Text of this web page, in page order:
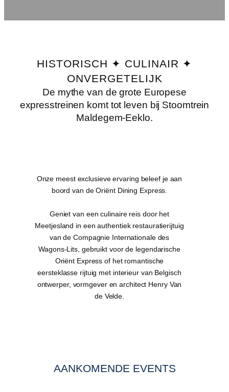
HISTORISCH ✦ CULINAIR ✦
ONVERGETELIJK
De mythe van de grote Europese
expresstreinen komt tot leven bij Stoomtrein
Maldegem-Eeklo.
Onze meest exclusieve ervaring beleef je aan
boord van de Oriënt Dining Express.
Geniet van een culinaire reis door het
Meetjesland in een authentiek restauratierijtuig
van de Compagnie Internationale des
Wagons-Lits, gebruikt voor de legendarische
Oriënt Express of het romantische
eersteklasse rijtuig met interieur van Belgisch
ontwerper, vormgever en architect Henry Van
de Velde.
AANKOMENDE EVENTS